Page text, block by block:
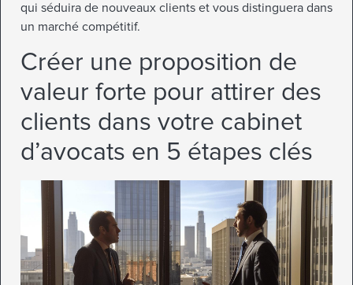
qui séduira de nouveaux clients et vous distinguera dans
un marché compétitif.
Créer une proposition de
valeur forte pour attirer des
clients dans votre cabinet
d’avocats en 5 étapes clés